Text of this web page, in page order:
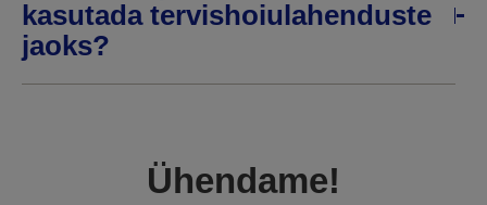
kasutada tervishoiulahenduste
jaoks?
Ühendame!